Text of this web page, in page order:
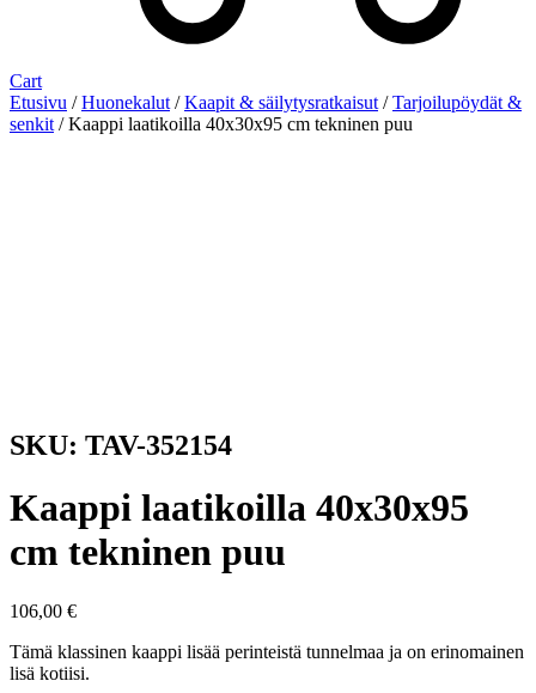
Cart
Etusivu /Huonekalut /Kaapit & säilytysratkaisut /Tarjoilupöydät &
senkit / Kaappi laatikoilla 40x30x95 cm tekninen puu
SKU: TAV-352154
Kaappi laatikoilla 40x30x95
cm tekninen puu
106,00 €
Tämä klassinen kaappi lisää perinteistä tunnelmaa ja on erinomainen
lisä kotiisi.